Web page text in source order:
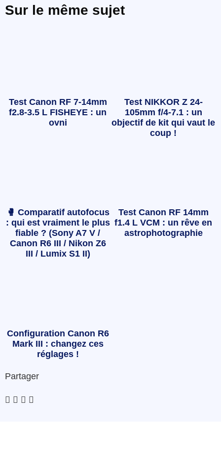
Sur le même sujet
Test Canon RF 7-14mm
f2.8-3.5 L FISHEYE : un
ovni
Test NIKKOR Z 24-
105mm f/4-7.1 : un
objectif de kit qui vaut le
coup !
🥊 Comparatif autofocus
: qui est vraiment le plus
fiable ? (Sony A7 V /
Canon R6 III / Nikon Z6
III / Lumix S1 II)
Test Canon RF 14mm
f1.4 L VCM : un rêve en
astrophotographie
Configuration Canon R6
Mark III : changez ces
réglages !
Partager